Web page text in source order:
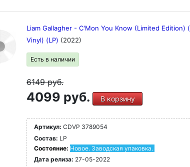
Liam Gallagher - C'Mon You Know (Limited Edition)
Vinyl) (LP) (2022)
Есть в наличии
6149руб.
4099 руб. В корзину
Артикул: CDVP 3789054
Состав: LP
Состояние: Новое. Заводская упаковка.
Дата релиза: 27-05-2022